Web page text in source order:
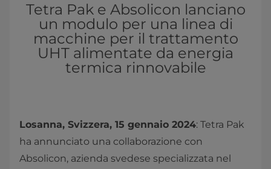
Tetra Pak e Absolicon lanciano
un modulo per una linea di
macchine per il trattamento
UHT alimentate da energia
termica rinnovabile
Losanna, Svizzera, 15 gennaio 2024: Tetra Pak
ha annunciato una collaborazione con
Absolicon, azienda svedese specializzata nel